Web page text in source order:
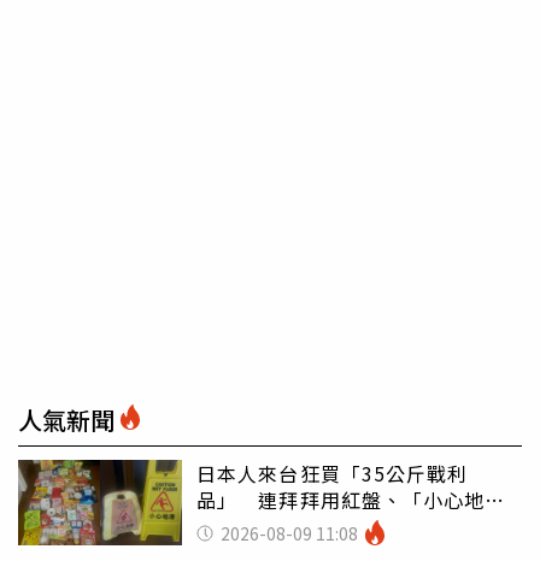
人氣新聞
日本人來台狂買「35公斤戰利
品」 連拜拜用紅盤、「小心地
滑」告示牌也帶回家
2026-08-09 11:08